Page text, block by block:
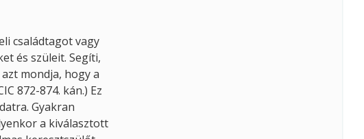
családtagot vagy
és szüleit. Segíti,
mondja, hogy a
872-874. kán.) Ez
Gyakran
a kiválasztott